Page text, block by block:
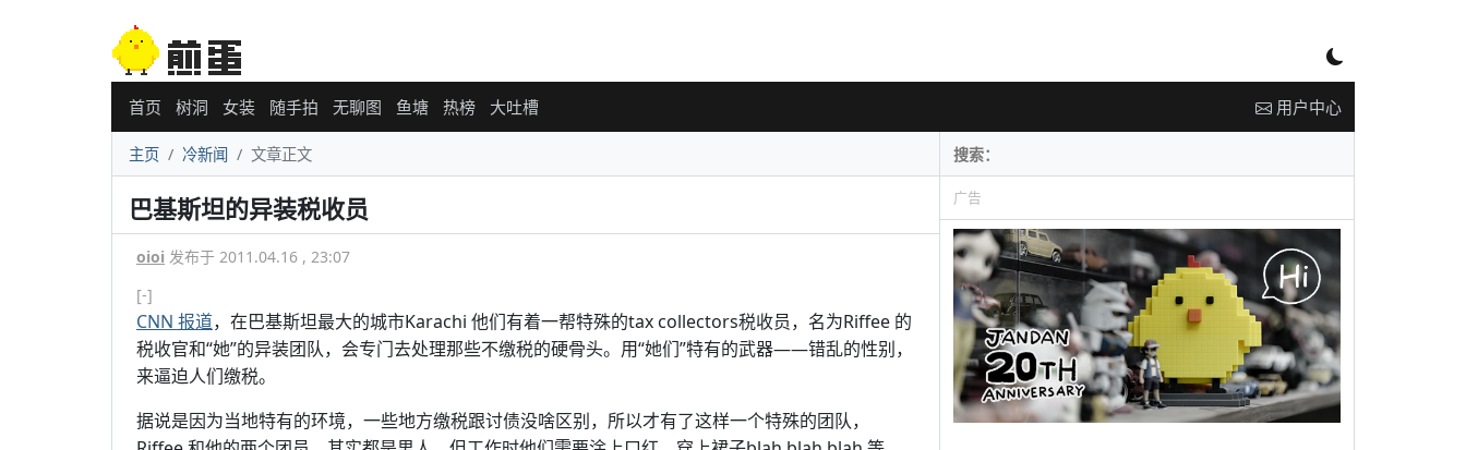
首页 树洞 女装 随手拍 无聊图 鱼塘 热榜 大吐槽 用户中心
主页 冷新闻 文章正文
巴基斯坦的异装税收员
oioi 发布于 2011.04.16 , 23:07
[-]
CNN 报道，在巴基斯坦最大的城市Karachi 他们有着一帮特殊的tax collectors税收员，名为Riffee 的
税收官和“她”的异装团队，会专门去处理那些不缴税的硬骨头。用“她们”特有的武器——错乱的性别，
来逼迫人们缴税。
据说是因为当地特有的环境，一些地方缴税跟讨债没啥区别，所以才有了这样一个特殊的团队，
广告